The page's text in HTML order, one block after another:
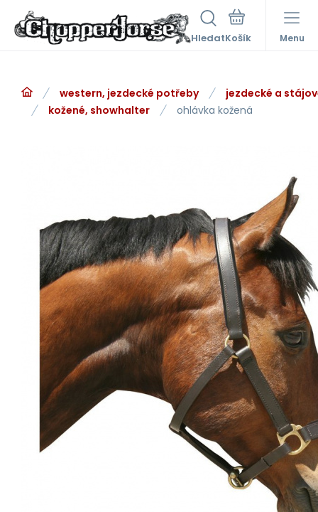
Hledat Menu
western, jezdecké potřeby
jezdecké a
kožené, showhalter
ohlávka kožená